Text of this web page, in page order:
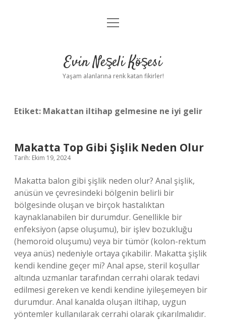
Anasayfa
Yasal Uyarı
menüyü
Evin Neşeli Köşesi
Yaşam alanlarına renk katan fikirler!
Etiket: Makattan iltihap gelmesine ne iyi gelir
Makatta Top Gibi Şişlik Neden Olur
Tarih: Ekim 19, 2024
Makatta balon gibi şişlik neden olur? Anal şişlik,
anüsün ve çevresindeki bölgenin belirli bir
bölgesinde oluşan ve birçok hastalıktan
kaynaklanabilen bir durumdur. Genellikle bir
enfeksiyon (apse oluşumu), bir işlev bozukluğu
(hemoroid oluşumu) veya bir tümör (kolon-rektum
veya anüs) nedeniyle ortaya çıkabilir. Makatta şişlik
kendi kendine geçer mi? Anal apse, steril koşullar
altında uzmanlar tarafından cerrahi olarak tedavi
edilmesi gereken ve kendi kendine iyileşemeyen bir
durumdur. Anal kanalda oluşan iltihap, uygun
yöntemler kullanılarak cerrahi olarak çıkarılmalıdır.